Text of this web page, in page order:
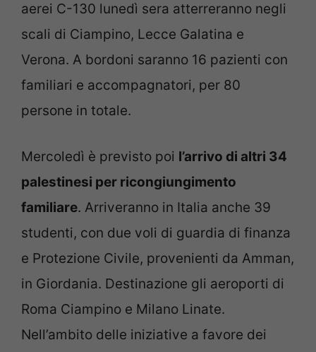
aerei C-130 lunedì sera atterreranno negli
scali di Ciampino, Lecce Galatina e
Verona. A bordoni saranno 16 pazienti con
familiari e accompagnatori, per 80
persone in totale.
Mercoledì è previsto poi l’arrivo di altri 34
palestinesi per ricongiungimento
familiare. Arriveranno in Italia anche 39
studenti, con due voli di guardia di finanza
e Protezione Civile, provenienti da Amman,
in Giordania. Destinazione gli aeroporti di
Roma Ciampino e Milano Linate.
Nell’ambito delle iniziative a favore dei